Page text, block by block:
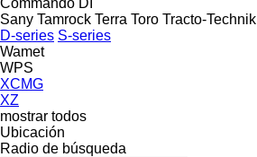
Sany Tamrock Terra Toro Tracto-Technik
D-series S-series
Wamet
WPS
XCMG
XZ
mostrar todos
Ubicación
Radio de búsqueda